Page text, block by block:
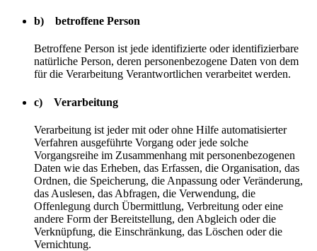
b) betroffene Person
Betroffene Person ist jede identifizierte oder identifizierbare
natürliche Person, deren personenbezogene Daten von dem
für die Verarbeitung Verantwortlichen verarbeitet werden.
c) Verarbeitung
Verarbeitung ist jeder mit oder ohne Hilfe automatisierter
Verfahren ausgeführte Vorgang oder jede solche
Vorgangsreihe im Zusammenhang mit personenbezogenen
Daten wie das Erheben, das Erfassen, die Organisation, das
Ordnen, die Speicherung, die Anpassung oder Veränderung,
das Auslesen, das Abfragen, die Verwendung, die
Offenlegung durch Übermittlung, Verbreitung oder eine
andere Form der Bereitstellung, den Abgleich oder die
Verknüpfung, die Einschränkung, das Löschen oder die
Vernichtung.